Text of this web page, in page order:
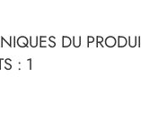
DU
: 1